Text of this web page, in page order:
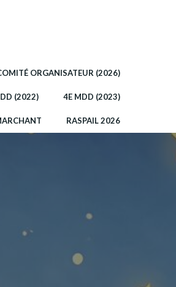
ORGANISATEUR (2026)
(2022) 4E MDD (2023)
RASPAIL 2026